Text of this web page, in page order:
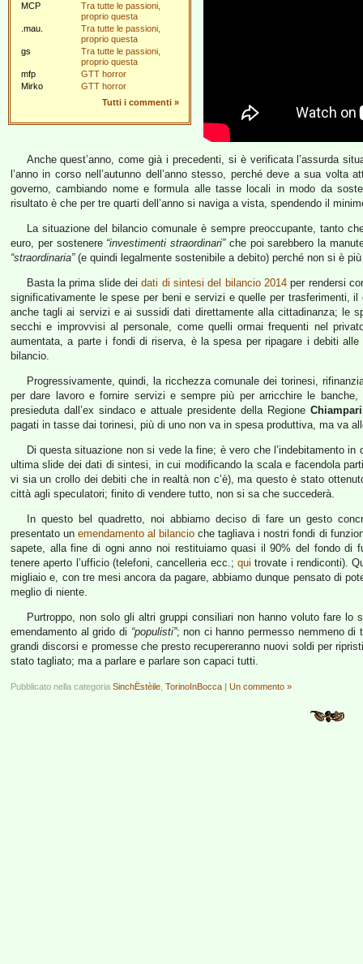
MCP
Tra tutte le passioni,
proprio questa
.mau.
Tra tutte le passioni,
proprio questa
gs
Tra tutte le passioni,
proprio questa
mfp
GTT horror
Mirko
GTT horror
Tutti i commenti »
Anche quest’anno, come già i precedenti, si è verificata l’assurda
l’anno in corso nell’autunno dell’anno stesso, perché deve a sua
governo, cambiando nome e formula alle tasse locali in modo da
risultato è che per tre quarti dell’anno si naviga a vista, spendendo il
La situazione del bilancio comunale è sempre preoccupante, tanto
euro, per sostenere “investimenti straordinari”che poi sarebbero la
“straordinaria”(e quindi legalmente sostenibile a debito) perché non si è
Basta la prima slide deidati di sintesi del bilancio 2014per rendersi
significativamente le spese per beni e servizi e quelle per trasferimenti,
anche tagli ai servizi e ai sussidi dati direttamente alla cittadinanza; le
secchi e improvvisi al personale, come quelli ormai frequenti nel
aumentata, a parte i fondi di riserva, è la spesa per ripagare i debiti
bilancio.
Progressivamente, quindi, la ricchezza comunale dei torinesi,
per dare lavoro e fornire servizi e sempre più per arricchire le
presieduta dall’ex sindaco e attuale presidente della Regione
pagati in tasse dai torinesi, più di uno non va in spesa produttiva, ma va
Di questa situazione non si vede la fine; è vero che l’indebitamento
ultima slide dei dati di sintesi, in cui modificando la scala e facendola
vi sia un crollo dei debiti che in realtà non c’è), ma questo è stato
città agli speculatori; finito di vendere tutto, non si sa che succederà.
In questo bel quadretto, noi abbiamo deciso di fare un gesto
presentato unemendamento al bilancio che tagliava i nostri fondi di
sapete, alla fine di ogni anno noi restituiamo quasi il 90% del fondo di
tenere aperto l’ufficio (telefoni, cancelleria ecc.; qui trovate i rendiconti).
migliaio e, con tre mesi ancora da pagare, abbiamo dunque pensato di
meglio di niente.
Purtroppo, non solo gli altri gruppi consiliari non hanno voluto fare
emendamento al grido di “populisti”; non ci hanno permesso nemmeno
grandi discorsi e promesse che presto recupereranno nuovi soldi per
stato tagliato; ma a parlare e parlare son capaci tutti.
Pubblicato nella categoria SinchËstèile TorinoInBocca | Un commento »